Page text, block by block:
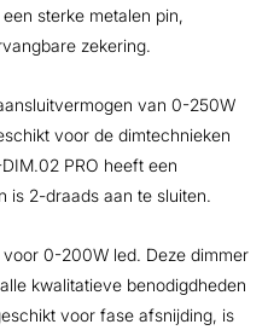
sterke metalen pin,
zekering.
van 0-250W
voor de dimtechnieken
PRO heeft een
is 2-draads aan te sluiten.
0-200W led. Deze dimmer
kwalitatieve benodigdheden
voor fase afsnijding, is